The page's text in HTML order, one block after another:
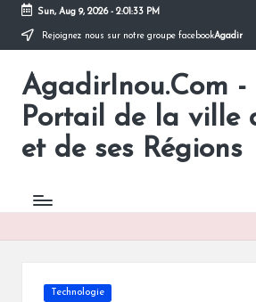
Skip
content
Sun, Aug 9, 2026- 2:01:34 PM
Rejoignez nous sur notre groupe facebookAgadir
AgadirInou.Com -
Portail de la ville
et de ses Régions
Toute
l'actualité
ville
en
un
Posted
Technologie